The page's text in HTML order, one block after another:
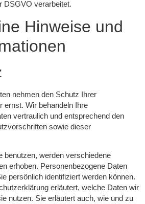
DSGVO verarbeitet.
Hinweise und
nehmen den Schutz Ihrer
ernst. Wir behandeln Ihre
vertraulich und entsprechend den
sowie dieser
benutzen, werden verschiedene
erhoben. Personenbezogene Daten
persönlich identifiziert werden können.
erläutert, welche Daten wir
nutzen. Sie erläutert auch, wie und zu